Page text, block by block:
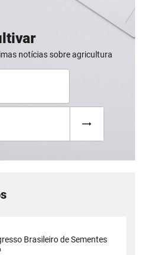
notícias sobre agricultura
Brasileiro de Sementes